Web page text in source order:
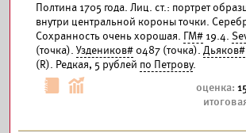
Полтина 1705 года. Лиц. ст.: портрет
внутри центральной короны точки.
Сохранность очень хорошая. ГМ# 19.4.
(точка). Уздеников# 0487 (точка). Дьяков#
(R). Редкая, 5 рублей по Петрову.